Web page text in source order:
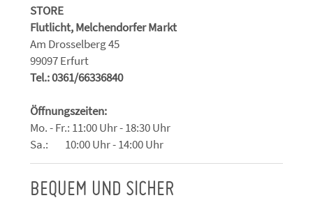
STORE
Flutlicht, Melchendorfer Markt
Am Drosselberg 45
99097 Erfurt
Tel.: 0361/66336840
Öffnungszeiten:
Mo. - Fr.: 11:00 Uhr - 18:30 Uhr
Sa.: 10:00 Uhr - 14:00 Uhr
BEQUEM UND SICHER